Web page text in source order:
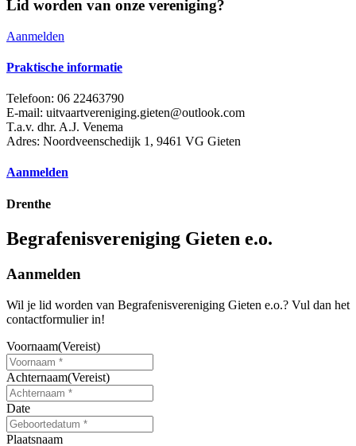
Lid worden van onze vereniging?
Aanmelden
Praktische informatie
Telefoon: 06 22463790
E-mail: uitvaartvereniging.gieten@outlook.com
T.a.v. dhr. A.J. Venema
Adres: Noordveenschedijk 1, 9461 VG Gieten
Aanmelden
Drenthe
Begrafenisvereniging Gieten e.o.
Aanmelden
Wil je lid worden van Begrafenisvereniging Gieten e.o.? Vul dan het
contactformulier in!
Voornaam(Vereist)
Achternaam(Vereist)
Date
slash
Plaatsnaam